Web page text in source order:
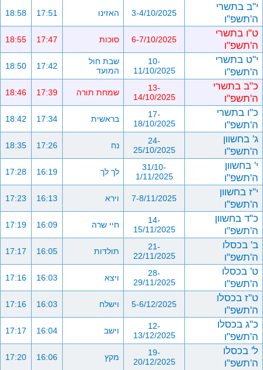
י"ב בתשרי
ה'תשפ"ו
3-4/10/2025 האזינו 17:51
18:58
ט"ו בתשרי
ה'תשפ"ו
6-7/10/2025 סוכות 17:47
18:55
י"ט בתשרי
ה'תשפ"ו
10-
11/10/2025
שבת חול
המועד
17:42
18:50
כ"ב בתשרי
ה'תשפ"ו
13-
14/10/2025
שמחת תורה 17:39
18:46
כ"ו בתשרי
ה'תשפ"ו
17-
18/10/2025
בראשית 17:34
18:42
ג' בחשוון
ה'תשפ"ו
24-
25/10/2025
נח 17:26
18:35
י' בחשוון
ה'תשפ"ו
31/10-
1/11/2025
לך לך 16:19
17:28
י"ז בחשוון
ה'תשפ"ו
7-8/11/2025 וירא 16:13
17:23
כ"ד בחשוון
ה'תשפ"ו
14-
15/11/2025
חיי שרה 16:09
17:19
ב' בכסלו
ה'תשפ"ו
21-
22/11/2025
תולדות 16:05
17:17
ט' בכסלו
ה'תשפ"ו
28-
29/11/2025
ויצא 16:03
17:16
ט"ז בכסלו
ה'תשפ"ו
5-6/12/2025 וישלח 16:03
17:16
כ"ג בכסלו
ה'תשפ"ו
12-
13/12/2025
וישב 16:04
17:17
ל' בכסלו
ה'תשפ"ו
19-
20/12/2025
מקץ 16:06
17:20